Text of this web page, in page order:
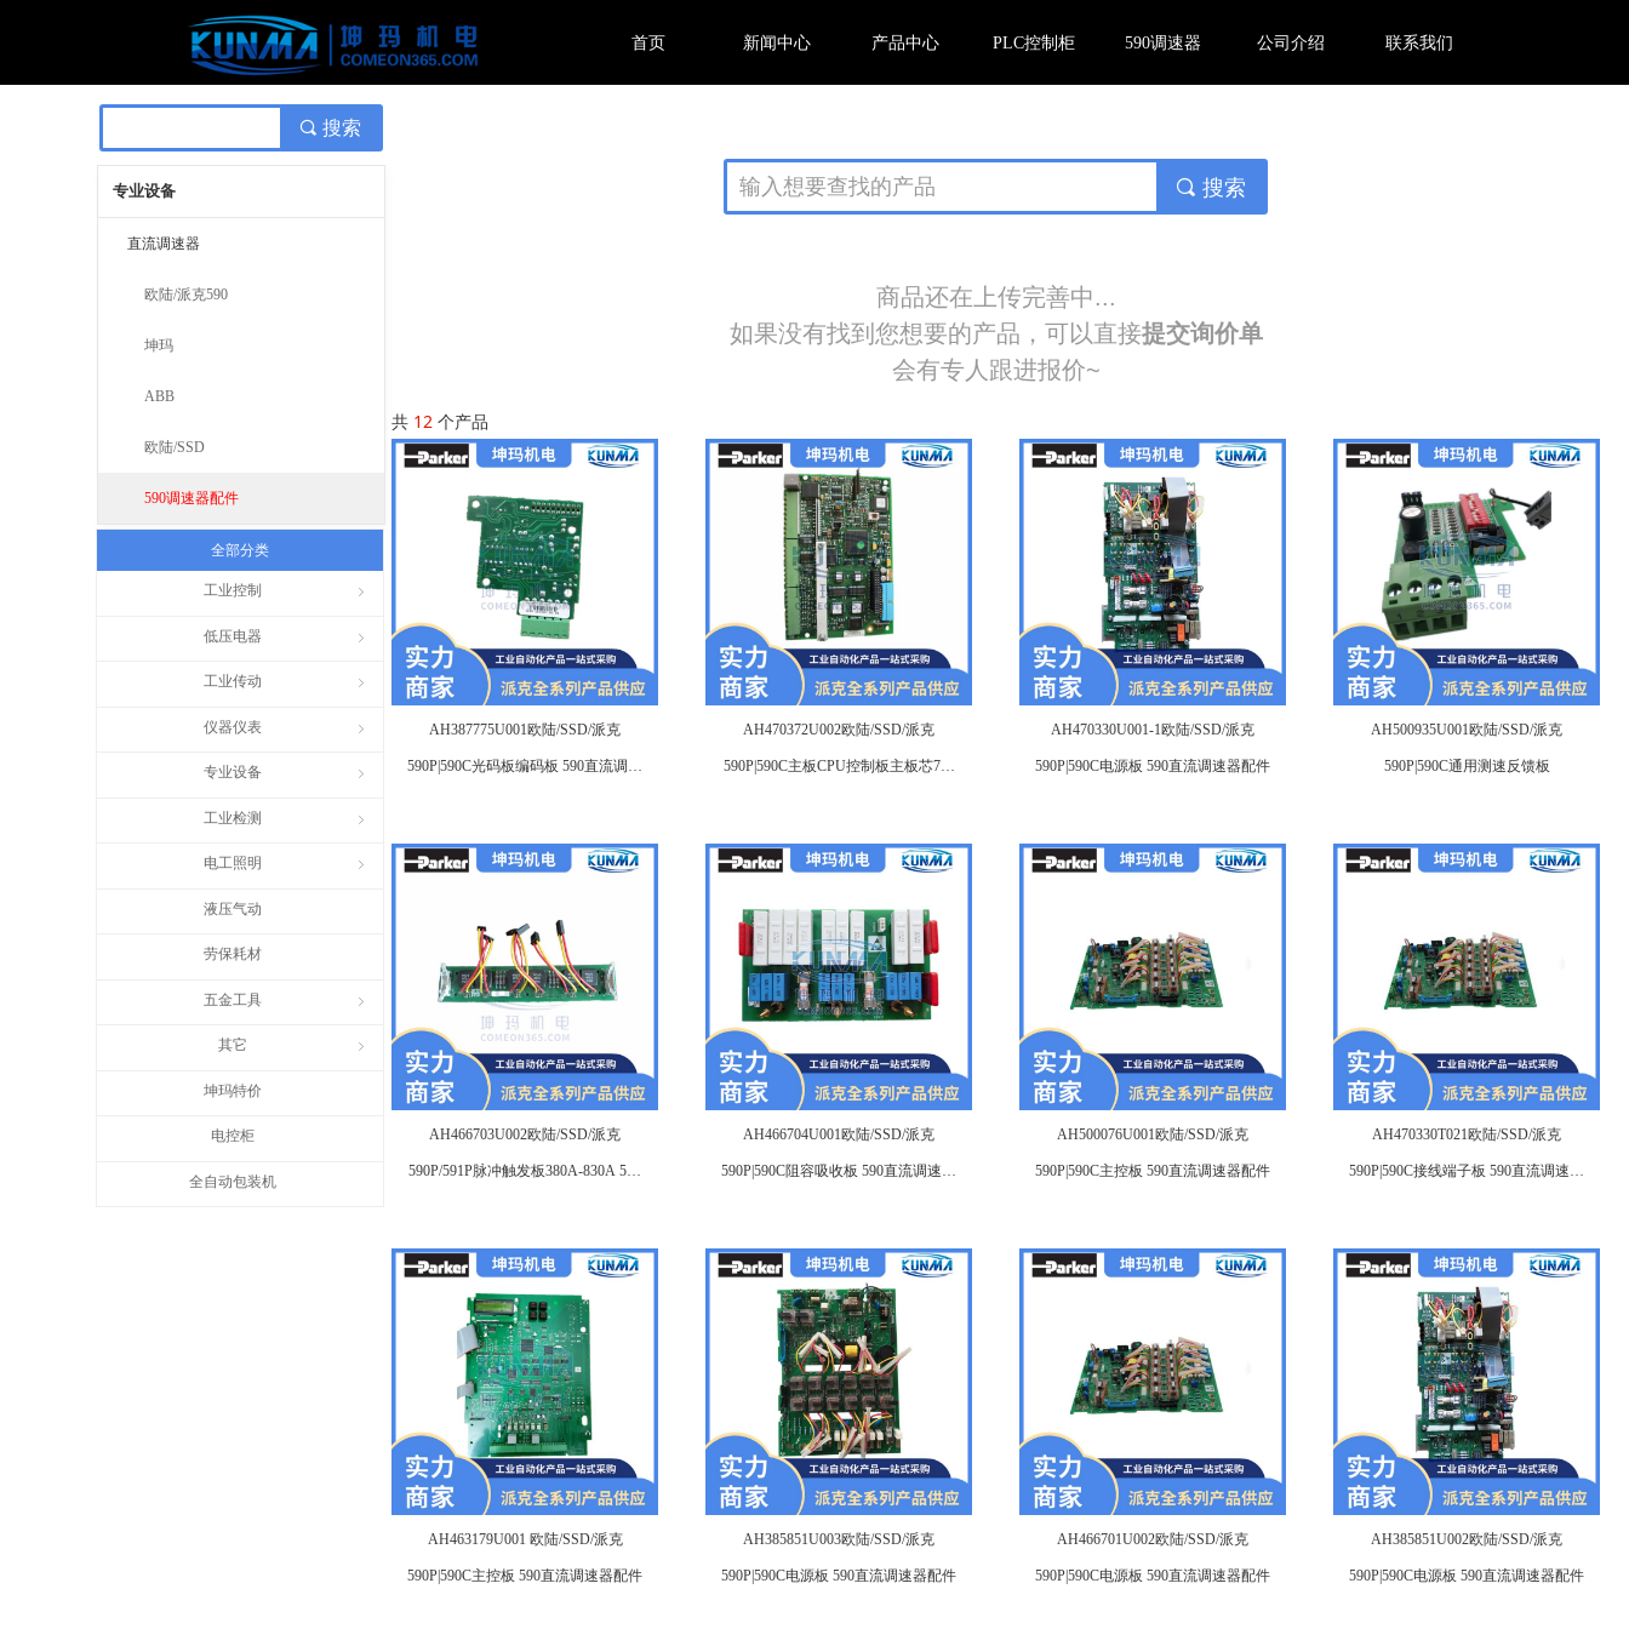
首页 新闻中心 产品中心 PLC控制柜 590调速器 公司介绍 联系我们
共 12 个产品
AH387775U001欧陆/SSD/派克
590P|590C光码板编码板 590直流调速
AH470372U002欧陆/SSD/派克
590P|590C主板CPU控制板主板芯7版
AH470330U001-1欧陆/SSD/派克
590P|590C电源板 590直流调速器配件
AH500935U001欧陆/SSD/派克
590P|590C通用测速反馈板
AH466703U002欧陆/SSD/派克
590P/591P脉冲触发板380A-830A 590
AH466704U001欧陆/SSD/派克
590P|590C阻容吸收板 590直流调速器
AH500076U001欧陆/SSD/派克
590P|590C主控板 590直流调速器配件
AH470330T021欧陆/SSD/派克
590P|590C接线端子板 590直流调速器
AH463179U001 欧陆/SSD/派克
590P|590C主控板 590直流调速器配件
AH385851U003欧陆/SSD/派克
590P|590C电源板 590直流调速器配件
AH466701U002欧陆/SSD/派克
590P|590C电源板 590直流调速器配件
AH385851U002欧陆/SSD/派克
590P|590C电源板 590直流调速器配件
商品还在上传完善中...
如果没有找到您想要的产品，可以直接提交询价单
会有专人跟进报价~
끠 搜索
全部分类
ꁇ
工业控制
ꁇ
低压电器
ꁇ
工业传动
ꁇ
仪器仪表
ꁇ
专业设备
ꁇ
工业检测
ꁇ
电工照明
液压气动
劳保耗材
ꁇ
五金工具
ꁇ
其它
坤玛特价
电控柜
全自动包装机
专业设备
直流调速器
欧陆/派克590
坤玛
ABB
欧陆/SSD
590调速器配件
끠 搜索